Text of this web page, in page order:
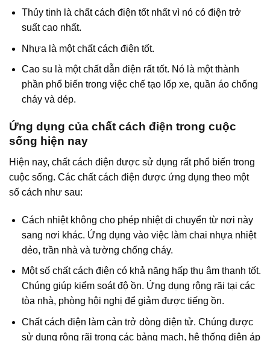
Thủy tinh là chất cách điện tốt nhất vì nó có điện trở
suất cao nhất.
Nhựa là một chất cách điện tốt.
Cao su là một chất dẫn điện rất tốt. Nó là một thành
phần phổ biến trong việc chế tạo lốp xe, quần áo chống
cháy và dép.
Ứng dụng của chất cách điện trong cuộc
sống hiện nay
Hiện nay, chất cách điện được sử dụng rất phổ biến trong
cuộc sống. Các chất cách điện được ứng dụng theo một
số cách như sau:
Cách nhiệt không cho phép nhiệt di chuyển từ nơi này
sang nơi khác. Ứng dụng vào việc làm chai nhựa nhiệt
dẻo, trần nhà và tường chống cháy.
Một số chất cách điện có khả năng hấp thụ âm thanh tốt.
Chúng giúp kiểm soát độ ồn. Ứng dụng rộng rãi tại các
tòa nhà, phòng hội nghị để giảm được tiếng ồn.
Chất cách điện làm cản trở dòng điện tử. Chúng được
sử dụng rộng rãi trong các bảng mạch, hệ thống điện áp